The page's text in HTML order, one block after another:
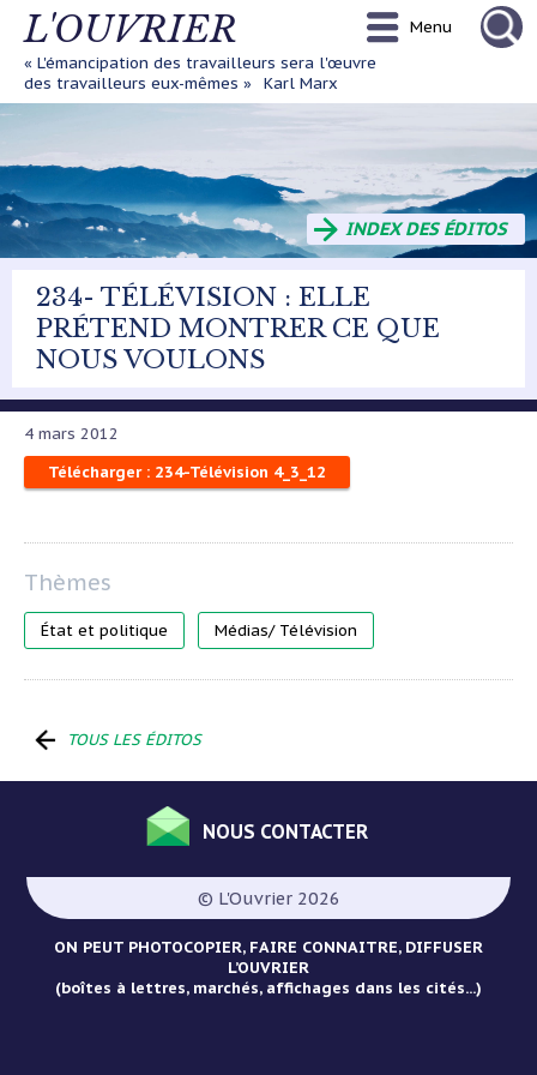
Aller
principal
L'OUVRIER
« L'émancipation des travailleurs sera l'œuvre
des travailleurs eux-mêmes »
Karl Marx
Menu
INDEX DES ÉDITOS
234- TÉLÉVISION : ELLE
PRÉTEND MONTRER CE QUE
NOUS VOULONS
4 mars 2012
Télécharger : 234-Télévision 4_3_12
État et politique Médias/ Télévision
TOUS LES ÉDITOS
Pied
de
page
NOUS CONTACTER
© L'Ouvrier 2026
ON PEUT PHOTOCOPIER, FAIRE CONNAITRE, DIFFUSER
L’OUVRIER
(boîtes à lettres, marchés, affichages dans les cités...)